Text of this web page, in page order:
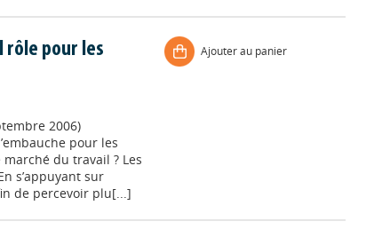
rôle pour les
2006)
pour les
du travail ? Les
s’appuyant sur
de percevoir plu[...]
Ajouter au panier